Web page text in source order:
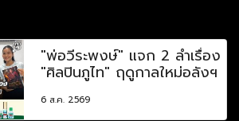
"พ่อวีระพงษ์" แจก 2 ลำเรื่อง
"ศิลปินภูไท" ฤดูกาลใหม่อลังฯ
6 ส.ค. 2569